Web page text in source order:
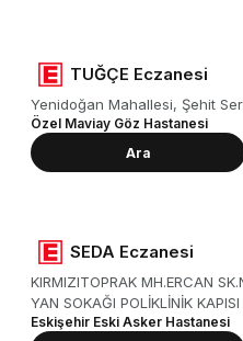
TUĞÇE Eczanesi
Yenidoğan Mahallesi, Şehit
Özel Maviay Göz Hastanesi
Ara
SEDA Eczanesi
KIRMIZITOPRAK MH.ERCAN
YAN SOKAĞI POLİKLİNİK
Eskişehir Eski Asker Hastanesi